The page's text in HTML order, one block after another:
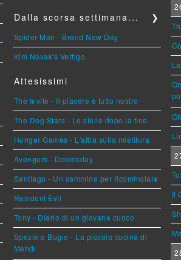
Dalla scorsa settimana... ❯
Spider-Man - Brand New Day
Kim Novak's Vertigo
Attesissimi
The Invite - Il piacere è tutto nostro
The Dog Stars - Le stelle dopo la fine
Hunger Games - L'alba sulla mietitura
Avengers - Doomsday
Santiago - Un cammino per ricominciare
Resident Evil
Tony - Diario di un giovane cuoco
Spezie e Bugie - La piccola cucina di
Mehdi
Il